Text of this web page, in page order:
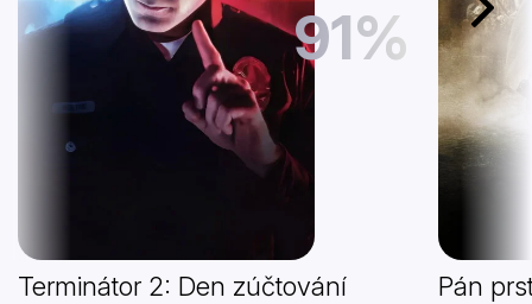
Další
91%
Terminátor 2: Den zúčtování
Pán